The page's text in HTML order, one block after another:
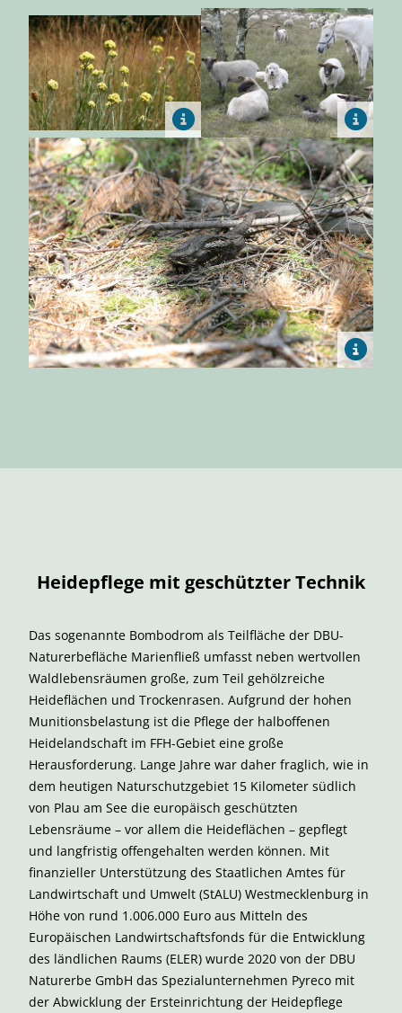
Heidepflege mit geschützter Technik
Das sogenannte Bombodrom als Teilfläche der DBU-
Naturerbefläche Marienfließ umfasst neben wertvollen
Waldlebensräumen große, zum Teil gehölzreiche
Heideflächen und Trockenrasen. Aufgrund der hohen
Munitionsbelastung ist die Pflege der halboffenen
Heidelandschaft im FFH-Gebiet eine große
Herausforderung. Lange Jahre war daher fraglich, wie in
dem heutigen Naturschutzgebiet 15 Kilometer südlich
von Plau am See die europäisch geschützten
Lebensräume – vor allem die Heideflächen – gepflegt
und langfristig offengehalten werden können. Mit
finanzieller Unterstützung des Staatlichen Amtes für
Landwirtschaft und Umwelt (StALU) Westmecklenburg in
Höhe von rund 1.006.000 Euro aus Mitteln des
Europäischen Landwirtschaftsfonds für die Entwicklung
des ländlichen Raums (ELER) wurde 2020 von der DBU
Naturerbe GmbH das Spezialunternehmen Pyreco mit
der Abwicklung der Ersteinrichtung der Heidepflege